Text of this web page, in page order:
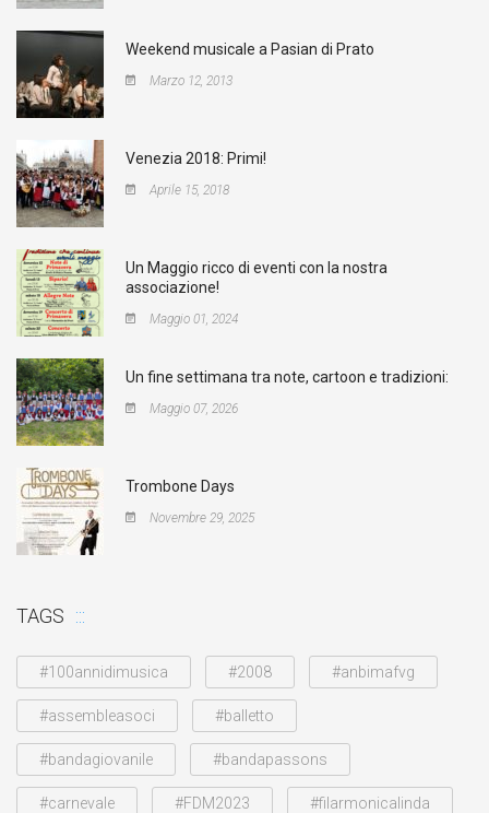
Weekend musicale a Pasian di Prato
Marzo 12, 2013
Venezia 2018: Primi!
Aprile 15, 2018
Un Maggio ricco di eventi con la nostra
associazione!
Maggio 01, 2024
Un fine settimana tra note, cartoon e tradizioni:
Maggio 07, 2026
Trombone Days
Novembre 29, 2025
TAGS
#100annidimusica #2008 #anbimafvg
#assembleasoci #balletto
#bandagiovanile #bandapassons
#carnevale #FDM2023 #filarmonicalinda